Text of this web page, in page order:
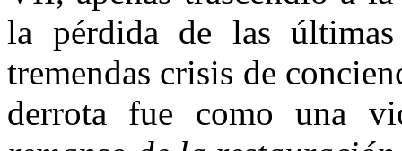
la pérdida de las
tremendas crisis de
derrota fue como una